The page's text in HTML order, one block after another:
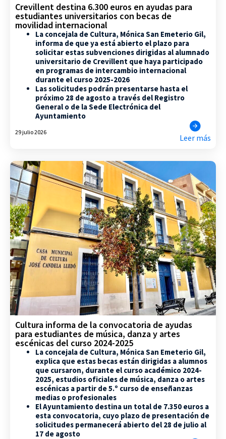
Crevillent destina 6.300 euros en ayudas para
estudiantes universitarios con becas de
movilidad internacional
La concejala de Cultura, Mónica San Emeterio Gil,
informa de que ya está abierto el plazo para
solicitar estas subvenciones dirigidas al alumnado
universitario de Crevillent que haya participado
en programas de intercambio internacional
durante el curso 2025-2026
Las solicitudes podrán presentarse hasta el
próximo 28 de agosto a través del Registro
General o de la Sede Electrónica del
Ayuntamiento
29 julio 2026
Leer más
Cultura informa de la convocatoria de ayudas
para estudiantes de música, danza y artes
escénicas del curso 2024-2025
La concejala de Cultura, Mónica San Emeterio Gil,
explica que estas becas están dirigidas a alumnos
que cursaron, durante el curso académico 2024-
2025, estudios oficiales de música, danza o artes
escénicas a partir de 5.º curso de enseñanzas
medias o profesionales
El Ayuntamiento destina un total de 7.350 euros a
esta convocatoria, cuyo plazo de presentación de
solicitudes permanecerá abierto del 28 de julio al
17 de agosto